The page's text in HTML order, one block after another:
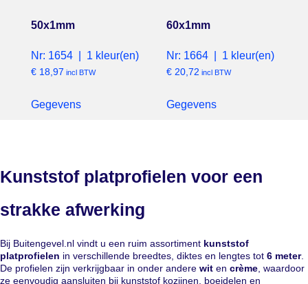
50x1mm
Nr: 1654 | 1 kleur(en)
€ 18,97 incl BTW
Gegevens
60x1mm
Nr: 1664 | 1 kleur(en)
€20,72 incl BTW
Gegevens
Kunststof platprofielen voor een
strakke afwerking
Bij Buitengevel.nl vindt u een ruim assortiment kunststof
platprofielen in verschillende breedtes, diktes en lengtes tot 6 meter.
De profielen zijn verkrijgbaar in onder andere wit en crème , waardoor
ze eenvoudig aansluiten bij kunststof kozijnen, boeidelen en